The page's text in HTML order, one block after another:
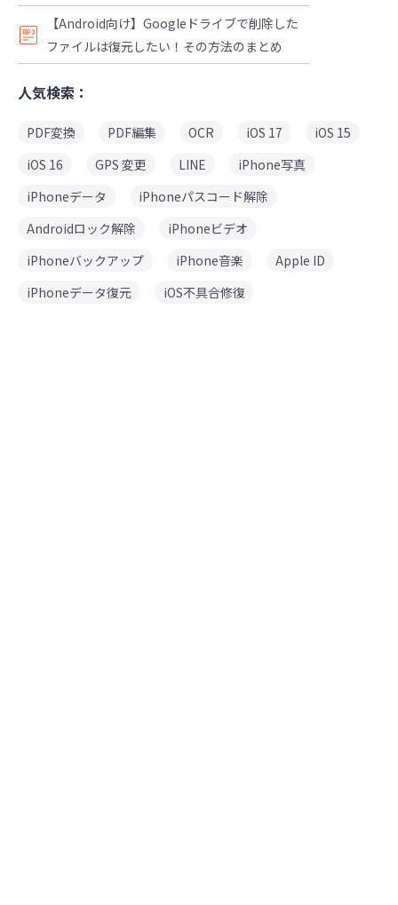
【Android向け】Googleドライブで削除した
ファイルは復元したい！その方法のまとめ
人気検索：
PDF変換 PDF編集 OCR iOS 17
iOS 15
iOS 16
GPS 変更 LINE
iPhone写真
iPhoneデータ
iPhoneパスコード解除
Androidロック解除
iPhoneビデオ
iPhoneバックアップ
iPhone音楽
Apple ID
iPhoneデータ復元
iOS不具合修復